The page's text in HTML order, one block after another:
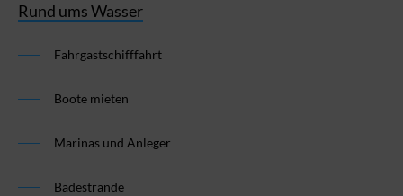
Rund ums Wasser
Fahrgastschifffahrt
Boote mieten
Marinas und Anleger
Badestrände